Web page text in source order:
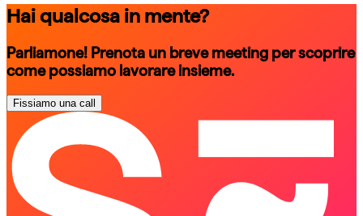
Hai qualcosa in mente?
Parliamone! Prenota un breve meeting per scoprire
come possiamo lavorare insieme.
Fissiamo una call
schedule a call
schedule a call